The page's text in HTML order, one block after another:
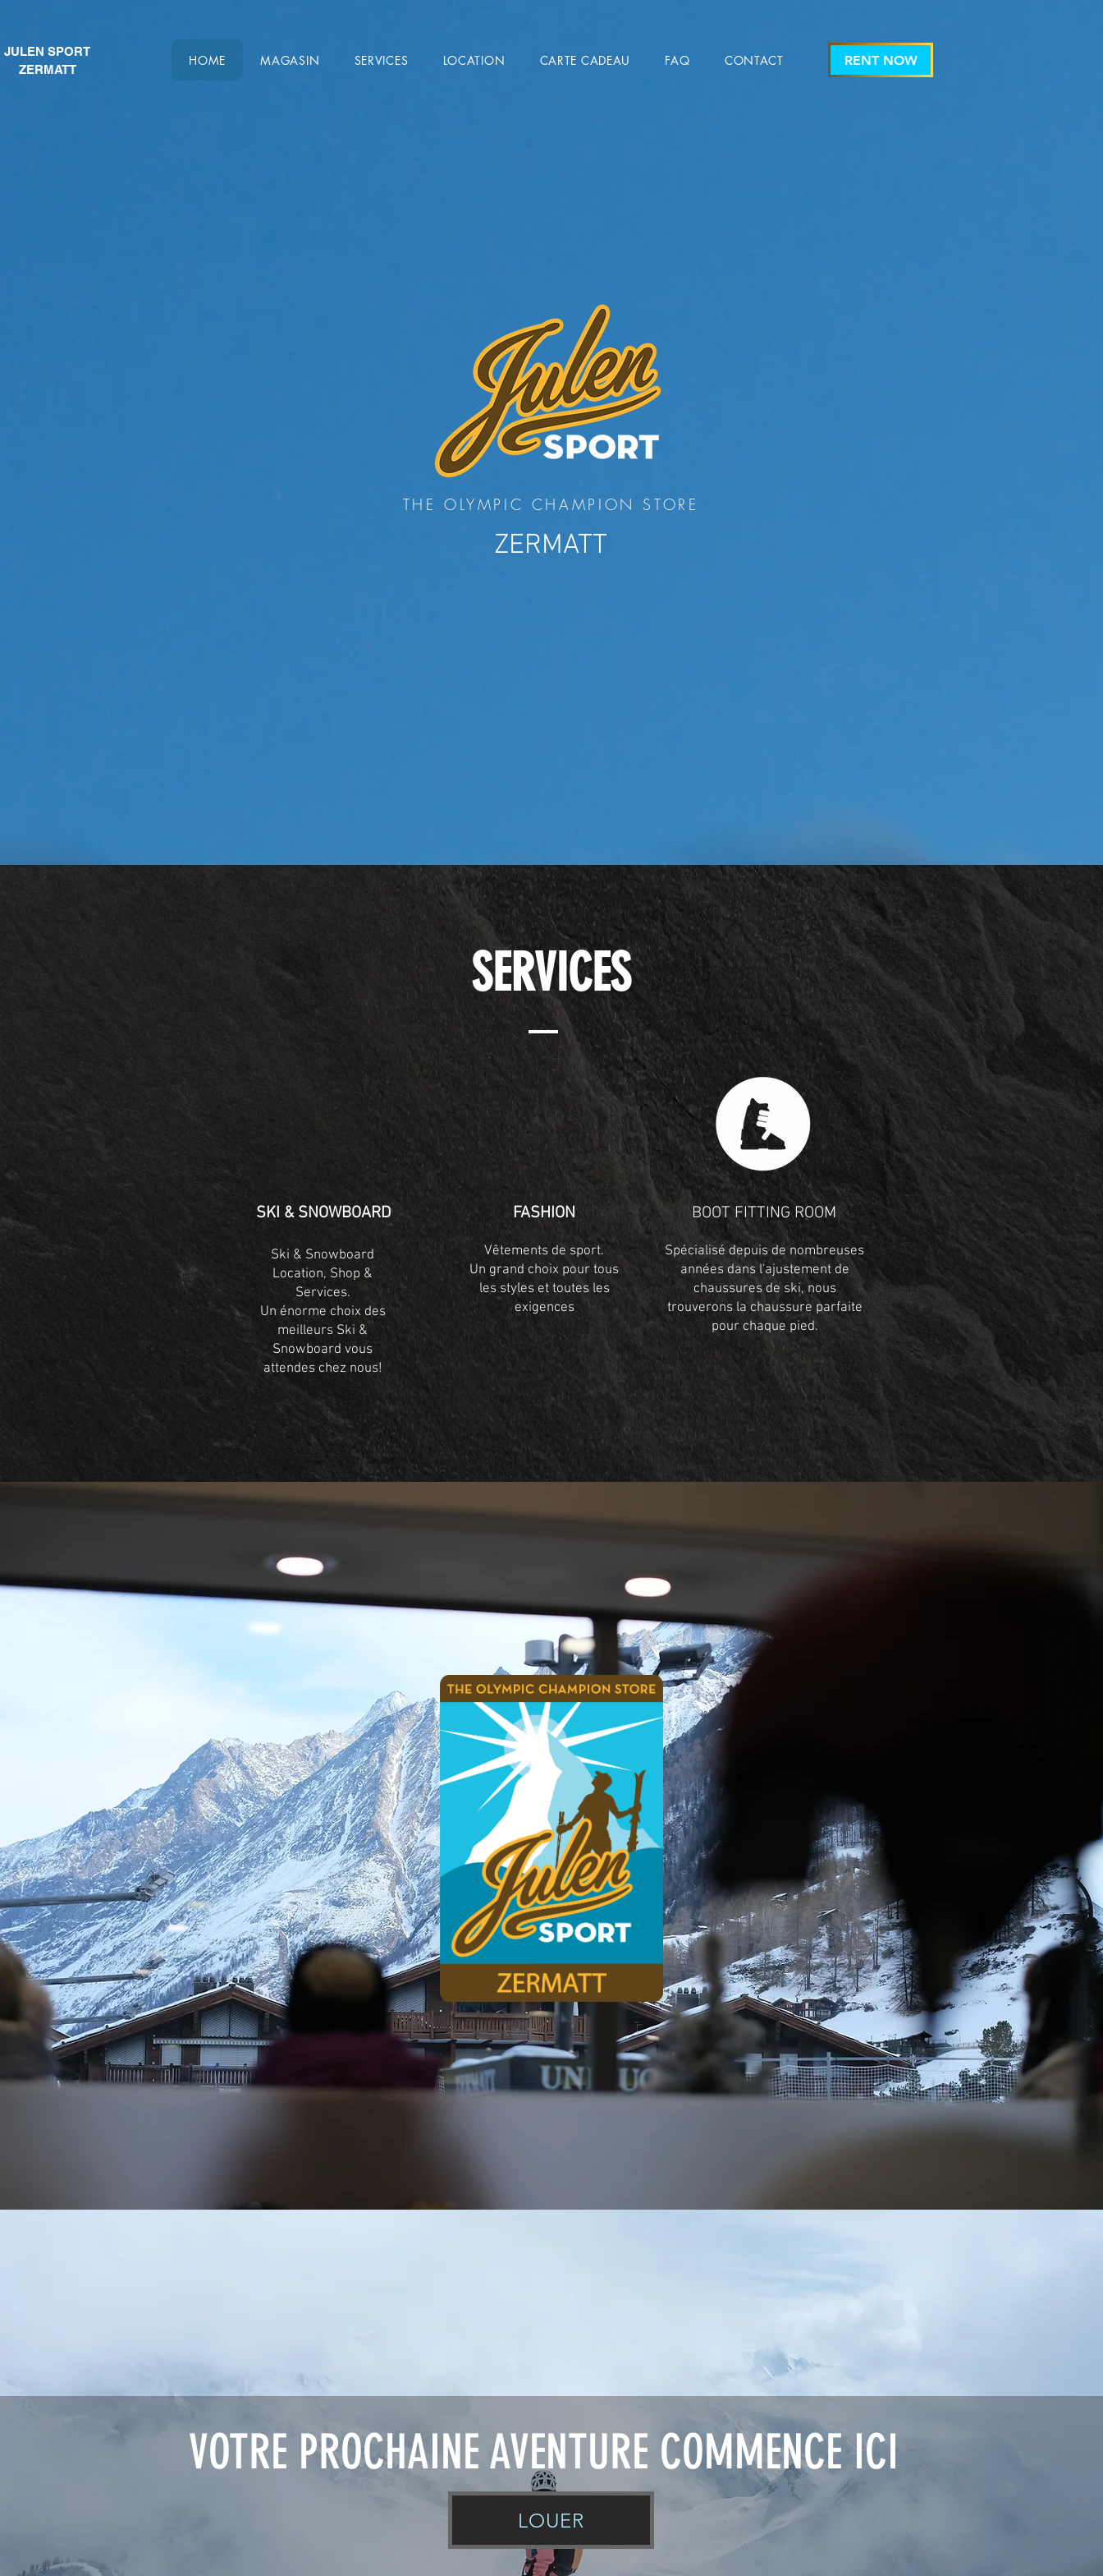
JULEN SPORT
ZERMATT
HOME MAGASIN SERVICES LOCATION CARTE CADEAU FAQ CONTACT RENT NOW
THE OLYMPIC CHAMPION STORE
ZERMATT
SERVICES
SKI & SNOWBOARD
Ski & Snowboard
Location, Shop &
Services.
Un énorme choix des
meilleurs Ski &
Snowboard vous
attendes chez nous!
FASHION
Vêtements de sport.
Un grand choix pour tous
les styles et toutes les
exigences
BOOT FITTING ROOM
Spécialisé depuis de nombreuses
années dans l'ajustement de
chaussures de ski, nous
trouverons la chaussure parfaite
pour chaque pied.
VOTRE PROCHAINE AVENTURE COMMENCE ICI
LOUER